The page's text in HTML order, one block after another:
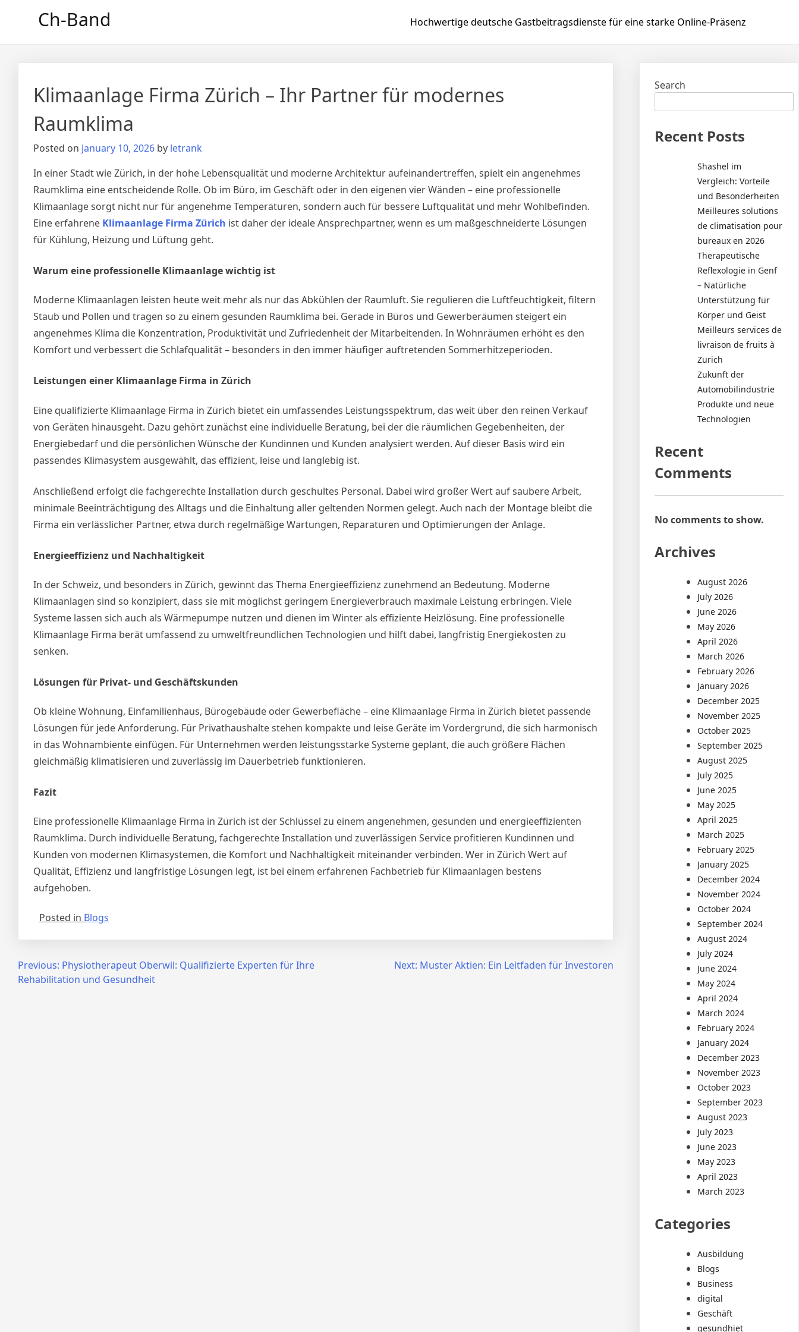
Ch-Band Hochwertige deutsche Gastbeitragsdienste für eine starke Online-Präsenz
Klimaanlage Firma Zürich – Ihr Partner für modernes
Raumklima
Posted on January 10, 2026 by letrank
In einer Stadt wie Zürich, in der hohe Lebensqualität und moderne Architektur aufeinandertreffen, spielt ein angenehmes
Raumklima eine entscheidende Rolle. Ob im Büro, im Geschäft oder in den eigenen vier Wänden – eine professionelle
Klimaanlage sorgt nicht nur für angenehme Temperaturen, sondern auch für bessere Luftqualität und mehr Wohlbefinden.
Eine erfahrene Klimaanlage Firma Zürich ist daher der ideale Ansprechpartner, wenn es um maßgeschneiderte Lösungen
für Kühlung, Heizung und Lüftung geht.
Warum eine professionelle Klimaanlage wichtig ist
Moderne Klimaanlagen leisten heute weit mehr als nur das Abkühlen der Raumluft. Sie regulieren die Luftfeuchtigkeit, filtern
Staub und Pollen und tragen so zu einem gesunden Raumklima bei. Gerade in Büros und Gewerberäumen steigert ein
angenehmes Klima die Konzentration, Produktivität und Zufriedenheit der Mitarbeitenden. In Wohnräumen erhöht es den
Komfort und verbessert die Schlafqualität – besonders in den immer häufiger auftretenden Sommerhitzeperioden.
Leistungen einer Klimaanlage Firma in Zürich
Eine qualifizierte Klimaanlage Firma in Zürich bietet ein umfassendes Leistungsspektrum, das weit über den reinen Verkauf
von Geräten hinausgeht. Dazu gehört zunächst eine individuelle Beratung, bei der die räumlichen Gegebenheiten, der
Energiebedarf und die persönlichen Wünsche der Kundinnen und Kunden analysiert werden. Auf dieser Basis wird ein
passendes Klimasystem ausgewählt, das effizient, leise und langlebig ist.
Anschließend erfolgt die fachgerechte Installation durch geschultes Personal. Dabei wird großer Wert auf saubere Arbeit,
minimale Beeinträchtigung des Alltags und die Einhaltung aller geltenden Normen gelegt. Auch nach der Montage bleibt die
Firma ein verlässlicher Partner, etwa durch regelmäßige Wartungen, Reparaturen und Optimierungen der Anlage.
Energieeffizienz und Nachhaltigkeit
In der Schweiz, und besonders in Zürich, gewinnt das Thema Energieeffizienz zunehmend an Bedeutung. Moderne
Klimaanlagen sind so konzipiert, dass sie mit möglichst geringem Energieverbrauch maximale Leistung erbringen. Viele
Systeme lassen sich auch als Wärmepumpe nutzen und dienen im Winter als effiziente Heizlösung. Eine professionelle
Klimaanlage Firma berät umfassend zu umweltfreundlichen Technologien und hilft dabei, langfristig Energiekosten zu
senken.
Lösungen für Privat- und Geschäftskunden
Ob kleine Wohnung, Einfamilienhaus, Bürogebäude oder Gewerbefläche – eine Klimaanlage Firma in Zürich bietet passende
Lösungen für jede Anforderung. Für Privathaushalte stehen kompakte und leise Geräte im Vordergrund, die sich harmonisch
in das Wohnambiente einfügen. Für Unternehmen werden leistungsstarke Systeme geplant, die auch größere Flächen
gleichmäßig klimatisieren und zuverlässig im Dauerbetrieb funktionieren.
Fazit
Eine professionelle Klimaanlage Firma in Zürich ist der Schlüssel zu einem angenehmen, gesunden und energieeffizienten
Raumklima. Durch individuelle Beratung, fachgerechte Installation und zuverlässigen Service profitieren Kundinnen und
Kunden von modernen Klimasystemen, die Komfort und Nachhaltigkeit miteinander verbinden. Wer in Zürich Wert auf
Qualität, Effizienz und langfristige Lösungen legt, ist bei einem erfahrenen Fachbetrieb für Klimaanlagen bestens
aufgehoben.
Posted in Blogs
Post
navigation
Previous: Physiotherapeut Oberwil: Qualifizierte Experten für Ihre
Rehabilitation und Gesundheit
Next: Muster Aktien: Ein Leitfaden für Investoren
Search
Recent Posts
Shashel im
Vergleich: Vorteile
und Besonderheiten
Meilleures solutions
de climatisation pour
bureaux en 2026
Therapeutische
Reflexologie in Genf
– Natürliche
Unterstützung für
Körper und Geist
Meilleurs services de
livraison de fruits à
Zurich
Zukunft der
Automobilindustrie
Produkte und neue
Technologien
Recent
Comments
No comments to show.
Archives
August 2026
July 2026
June 2026
May 2026
April 2026
March 2026
February 2026
January 2026
December 2025
November 2025
October 2025
September 2025
August 2025
July 2025
June 2025
May 2025
April 2025
March 2025
February 2025
January 2025
December 2024
November 2024
October 2024
September 2024
August 2024
July 2024
June 2024
May 2024
April 2024
March 2024
February 2024
January 2024
December 2023
November 2023
October 2023
September 2023
August 2023
July 2023
June 2023
May 2023
April 2023
March 2023
Categories
Ausbildung
Blogs
Business
digital
Geschäft
gesundhiet